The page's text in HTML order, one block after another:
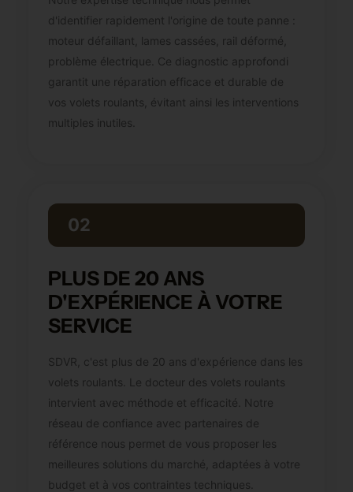
d'identifier rapidement l'origine de toute panne :
moteur défaillant, lames cassées, rail déformé,
problème électrique. Ce diagnostic approfondi
garantit une réparation efficace et durable de
vos volets roulants, évitant ainsi les interventions
multiples inutiles.
02
PLUS DE 20 ANS
D'EXPÉRIENCE À VOTRE
SERVICE
SDVR, c'est plus de 20 ans d'expérience dans les
volets roulants. Le docteur des volets roulants
intervient avec méthode et efficacité. Notre
réseau de confiance avec partenaires de
référence nous permet de vous proposer les
meilleures solutions du marché, adaptées à votre
budget et à vos contraintes techniques.